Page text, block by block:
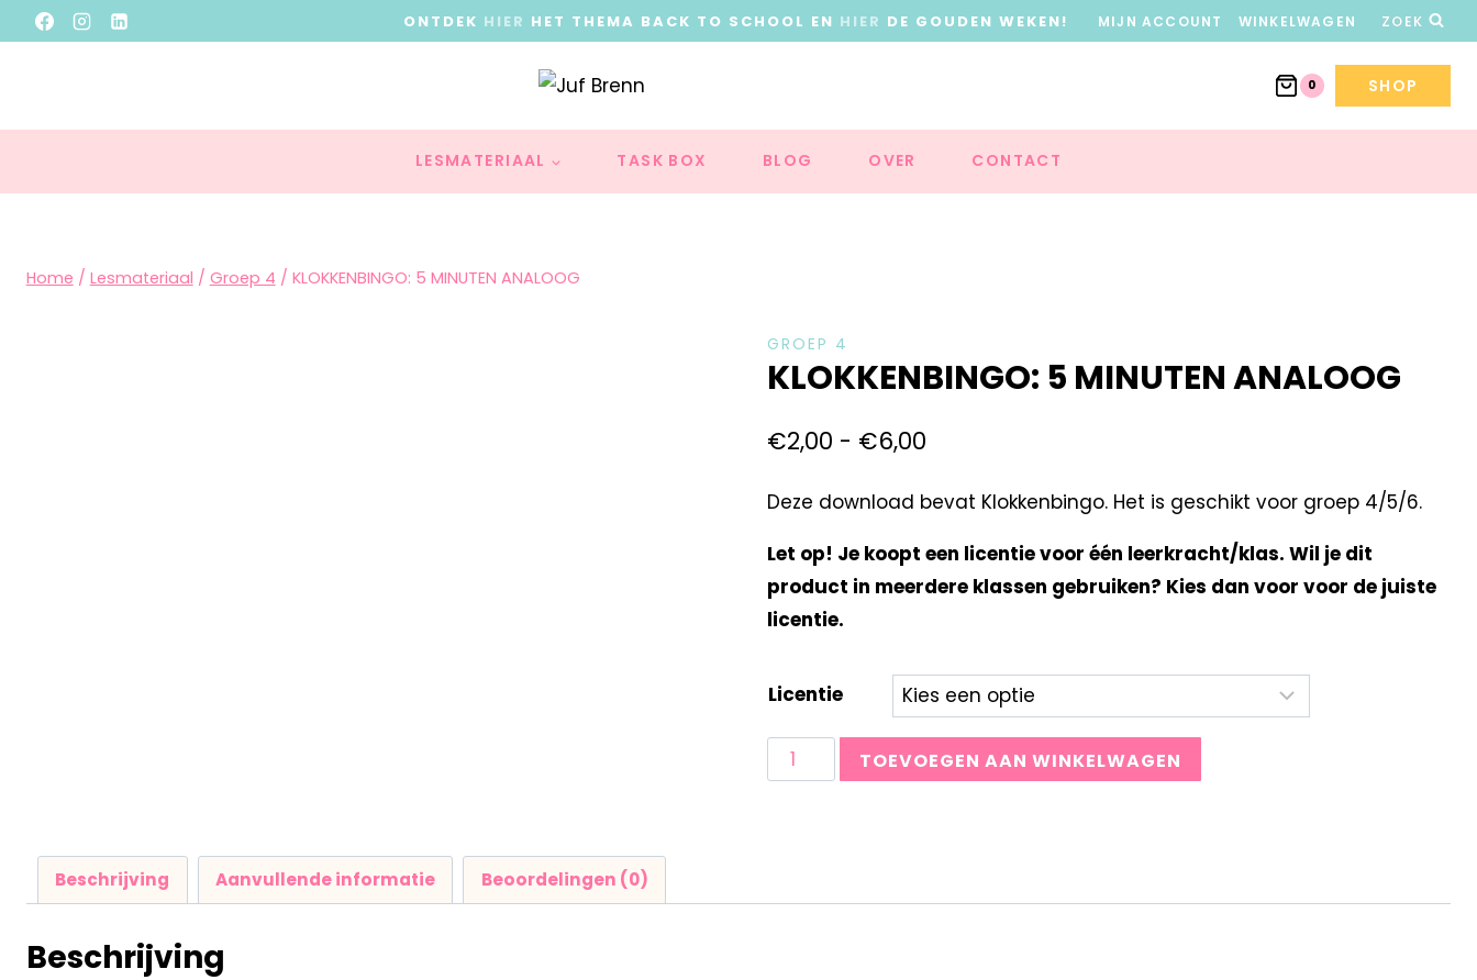
ONTDEK HIER HET THEMA BACK TO SCHOOL EN HIER DE GOUDEN WEKEN! MIJN ACCOUNT WINKELWAGEN ZOEK
0 SHOP
LESMATERIAAL TASK BOX BLOG OVER CONTACT
Home / Lesmateriaal / Groep 4 / KLOKKENBINGO: 5 MINUTEN ANALOOG
GROEP 4
KLOKKENBINGO: 5 MINUTEN ANALOOG
€2,00 - €6,00
Deze download bevat Klokkenbingo. Het is geschikt voor groep 4/5/6.
Let op! Je koopt een licentie voor één leerkracht/klas. Wil je dit
product in meerdere klassen gebruiken? Kies dan voor voor de juiste
licentie.
Licentie
TOEVOEGEN AAN WINKELWAGEN
Beschrijving Aanvullende informatie Beoordelingen (0)
Beschrijving